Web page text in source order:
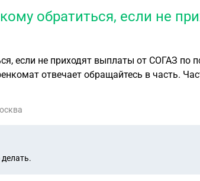
обратиться, если не
если не приходят выплаты от СОГАЗ по
отвечает обращайтесь в часть.